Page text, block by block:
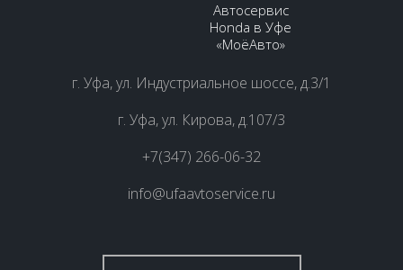
Автосервис
Honda в Уфе
«МоёАвто»
г. Уфа, ул. Индустриальное шоссе, д.3/1
г. Уфа, ул. Кирова, д.107/3
+7(347) 266-06-32
info@ufaavtoservice.ru